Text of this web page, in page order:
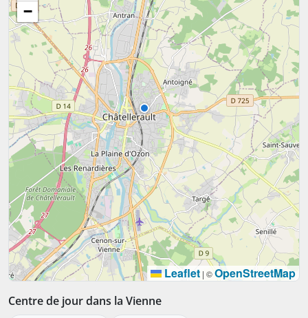
−
Leaflet | ©OpenStreetMap
Centre de jour dans la Vienne